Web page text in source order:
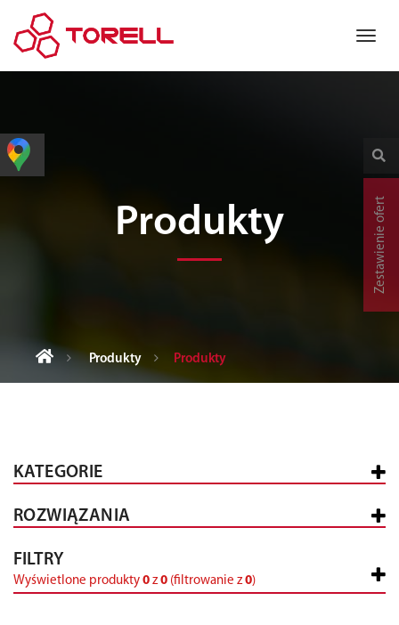
Produkty
Produkty Produkty
KATEGORIE
ROZWIĄZANIA
FILTRY
Wyświetlone produkty 0 z0 (filtrowanie z0)
Zestawienie ofert